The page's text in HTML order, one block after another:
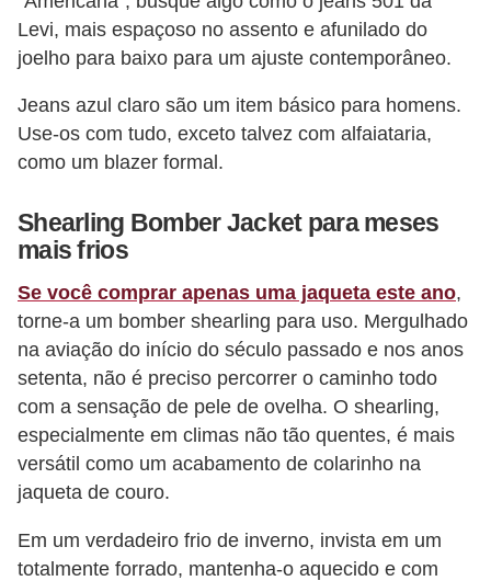
Levi, mais espaçoso no assento e afunilado do
joelho para baixo para um ajuste contemporâneo.
Jeans azul claro são um item básico para homens.
Use-os com tudo, exceto talvez com alfaiataria,
como um blazer formal.
Shearling Bomber Jacket para meses
mais frios
Se você comprar apenas uma jaqueta este ano,
torne-a um bomber shearling para uso. Mergulhado
na aviação do início do século passado e nos anos
setenta, não é preciso percorrer o caminho todo
com a sensação de pele de ovelha. O shearling,
especialmente em climas não tão quentes, é mais
versátil como um acabamento de colarinho na
jaqueta de couro.
Em um verdadeiro frio de inverno, invista em um
totalmente forrado, mantenha-o aquecido e com
s
c
u
l
i
o
s
P
é
s
e
m
ã
s